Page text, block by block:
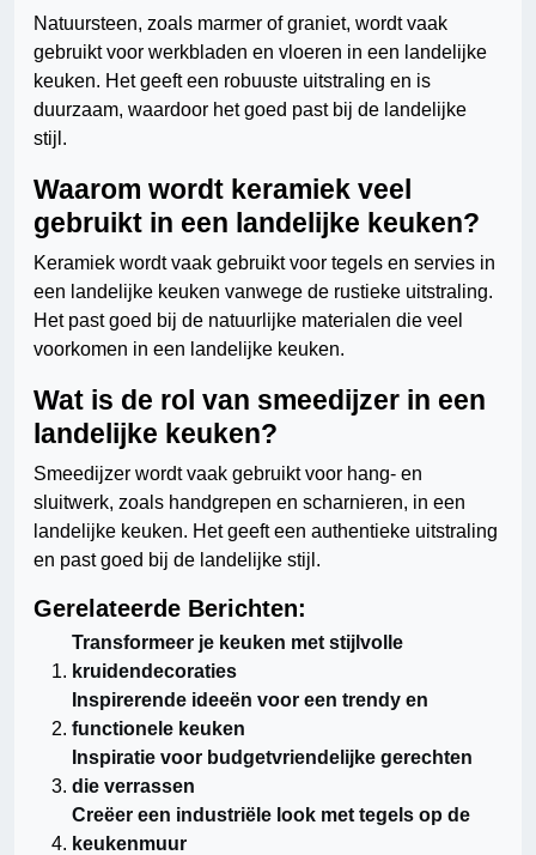
Natuursteen, zoals marmer of graniet, wordt vaak
gebruikt voor werkbladen en vloeren in een landelijke
keuken. Het geeft een robuuste uitstraling en is
duurzaam, waardoor het goed past bij de landelijke
stijl.
Waarom wordt keramiek veel
gebruikt in een landelijke keuken?
Keramiek wordt vaak gebruikt voor tegels en servies in
een landelijke keuken vanwege de rustieke uitstraling.
Het past goed bij de natuurlijke materialen die veel
voorkomen in een landelijke keuken.
Wat is de rol van smeedijzer in een
landelijke keuken?
Smeedijzer wordt vaak gebruikt voor hang- en
sluitwerk, zoals handgrepen en scharnieren, in een
landelijke keuken. Het geeft een authentieke uitstraling
en past goed bij de landelijke stijl.
Gerelateerde Berichten:
Transformeer je keuken met stijlvolle
kruidendecoraties
Inspirerende ideeën voor een trendy en
functionele keuken
Inspiratie voor budgetvriendelijke gerechten
die verrassen
Creëer een industriële look met tegels op de
keukenmuur